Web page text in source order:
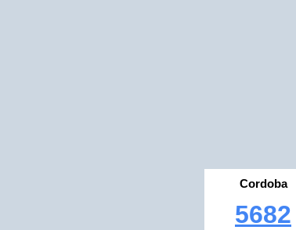
Cordoba
5682